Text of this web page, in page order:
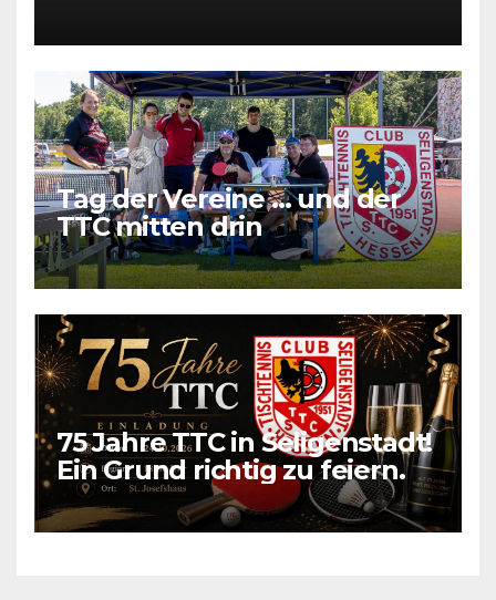
Tag der Vereine … und der
TTC mitten drin
75 Jahre TTC in Seligenstadt!
Ein Grund richtig zu feiern.